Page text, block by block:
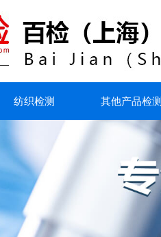
纺织检测 其他产品检测